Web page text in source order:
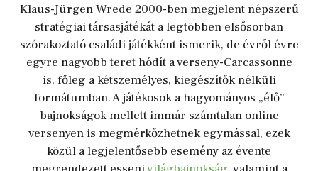
Klaus-Jürgen Wrede 2000-ben megjelent népszerű
stratégiai társasjátékát a legtöbben elsősorban
szórakoztató családi játékként ismerik, de évről évre
egyre nagyobb teret hódít a verseny-Carcassonne
is, főleg a kétszemélyes, kiegészítők nélküli
formátumban. A játékosok a hagyományos „élő”
bajnokságok mellett immár számtalan online
versenyen is megmérkőzhetnek egymással, ezek
közül a legjelentősebb esemény az évente